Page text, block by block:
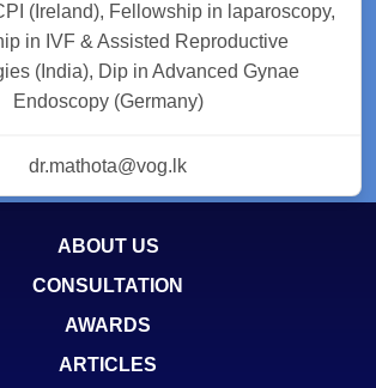
(Ireland), Fellowship in laparoscopy,
in IVF & Assisted Reproductive
(India), Dip in Advanced Gynae
Endoscopy (Germany)
dr.mathota@vog.lk
ABOUT US
CONSULTATION
AWARDS
ARTICLES